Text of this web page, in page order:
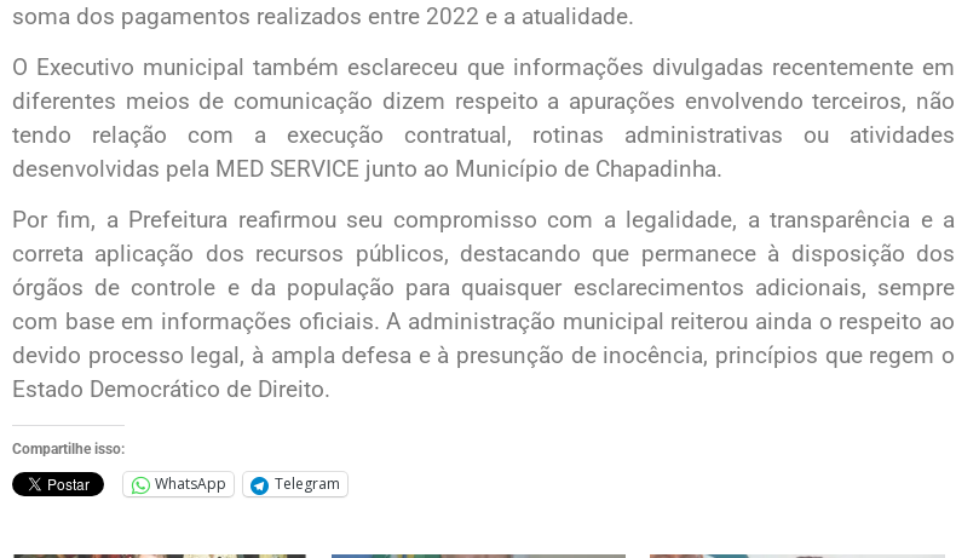
soma dos pagamentos realizados entre 2022 e a atualidade.
O Executivo municipal também esclareceu que informações divulgadas recentemente em
diferentes meios de comunicação dizem respeito a apurações envolvendo terceiros, não
tendo relação com a execução contratual, rotinas administrativas ou atividades
desenvolvidas pela MED SERVICE junto ao Município de Chapadinha.
Por fim, a Prefeitura reafirmou seu compromisso com a legalidade, a transparência e a
correta aplicação dos recursos públicos, destacando que permanece à disposição dos
órgãos de controle e da população para quaisquer esclarecimentos adicionais, sempre
com base em informações oficiais. A administração municipal reiterou ainda o respeito ao
devido processo legal, à ampla defesa e à presunção de inocência, princípios que regem o
Estado Democrático de Direito.
Compartilhe isso:
WhatsApp Telegram